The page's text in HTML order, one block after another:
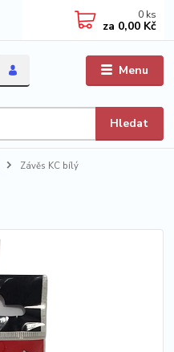
Menu
Hledat
0 ks
za 0,00 Kč
Závěs KC bílý